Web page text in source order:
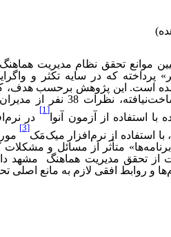
موانع تحقق نظام مدیریت
پرداخته که در سایه تکثر و
است. این پژوهش برحسب هدف،
قالب مصاحبه‌های
استفاده از آزمون آنوا
[1]
در
استفاده از نرم‌افزار میک‌مَک
[3]
متأثر از مسائل و
از تحقق مدیریت هماهنگ مشهد
و روابط افقی لازم به مانع